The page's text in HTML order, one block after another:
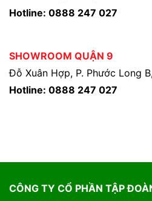
Hotline: 0888 247 027
SHOWROOM QUẬN 9
Đỗ Xuân Hợp, P. Phước Long
Hotline: 0888 247 027
CÔNG TY CỔ PHẦN TẬP